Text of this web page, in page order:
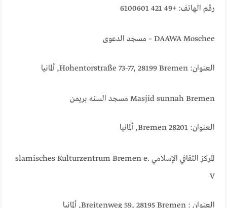
رقم الهاتف: +49 421 6100601
DAAWA Moschee – مسجد الدعوى
العنوان: Hohentorstraße 73-77, 28199 Bremen, ألمانيا
Masjid sunnah Bremen مسجد السنه بريمن
العنوان: 28201 Bremen, ألمانيا
المركز الثقافي الإسلامي slamisches Kulturzentrum Bremen e.
V
العنوان : Breitenweg 59, 28195 Bremen, ألمانيا